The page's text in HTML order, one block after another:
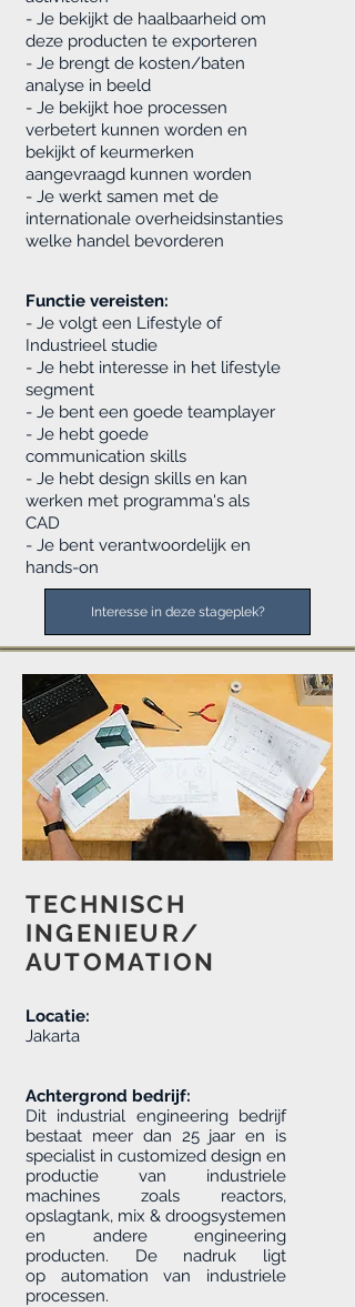
- Je bekijkt de haalbaarheid om
deze producten te exporteren
- Je brengt de kosten/baten
analyse in beeld
- Je bekijkt hoe processen
verbetert kunnen worden en
bekijkt of keurmerken
aangevraagd kunnen worden
- Je werkt samen met de
internationale overheidsinstanties
welke handel bevorderen
Functie vereisten:
- Je volgt een Lifestyle of
Industrieel studie
- Je hebt interesse in het lifestyle
segment
- Je bent een goede teamplayer
- Je hebt goede
communication skills
- Je hebt design skills en kan
werken met programma's als
CAD
- Je bent verantwoordelijk en
hands-on
Interesse in deze stageplek?
TECHNISCH
INGENIEUR/
AUTOMATION
Locatie:
Jakarta
Achtergrond bedrijf:
Dit industrial engineering bedrijf
bestaat meer dan 25 jaar en is
specialist in customized design en
productie van industriele
machines zoals reactors,
opslagtank, mix & droogsystemen
en andere engineering
producten. De nadruk ligt
op automation van industriele
processen.